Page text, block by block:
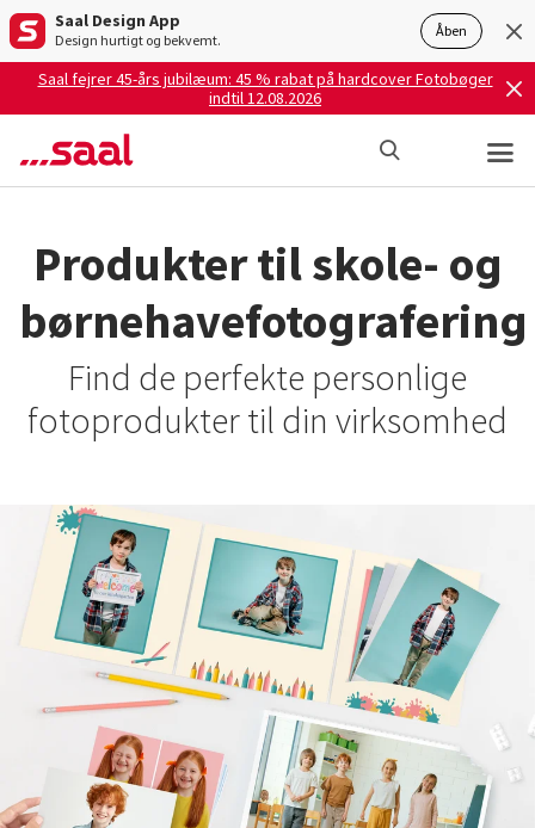
Saal Design App
Design hurtigt og bekvemt. Åben
Saal fejrer 45-års jubilæum: 45 % rabat på hardcover Fotobøger
indtil 12.08.2026
Produkter til skole- og
børnehavefotografering
Find de perfekte personlige
fotoprodukter til din virksomhed